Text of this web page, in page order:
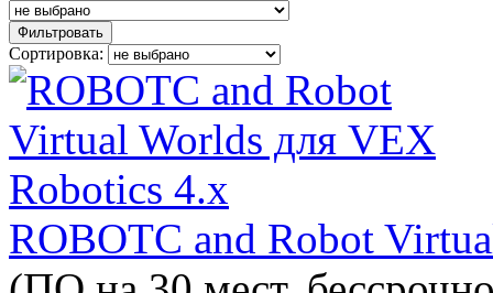
Фильтровать
Сортировка:
ROBOTC and Robot